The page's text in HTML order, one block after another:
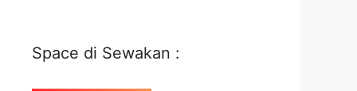
Space di Sewakan :